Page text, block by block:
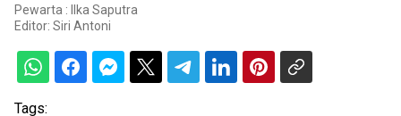
Pewarta : Ilka Saputra
Editor: Siri Antoni
Tags: